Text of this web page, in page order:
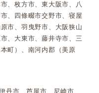
、枚方市、東大阪市、八
、四條畷市交野市、寝屋
市、羽曳野市、大阪狭山
、大東市、藤井寺市、三
町）、南河内郡（美原
丹市、芦屋市、尼崎市、